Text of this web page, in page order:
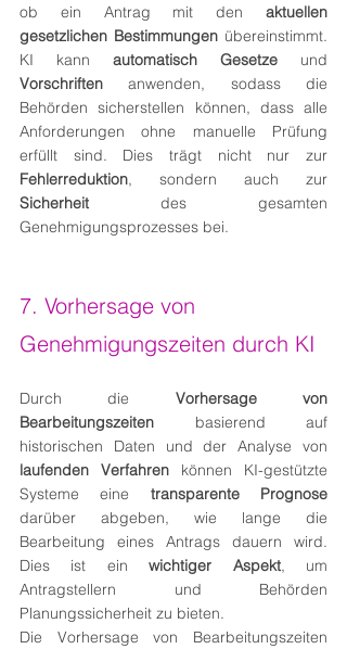
ob ein Antrag mit den aktuellen
gesetzlichen Bestimmungen übereinstimmt.
KI kann automatisch Gesetze
Vorschriften anwenden, sodass die
Behörden sicherstellen können, dass alle
Anforderungen ohne manuelle Prüfung
Fehlerreduktion
Sicherheit des gesamten
Genehmigungsprozesses bei.
7. Vorhersage von
Genehmigungszeiten durch KI
Durch die Vorhersage von
Bearbeitungszeiten basierend auf
laufenden Verfahren können KI-gestützte
Systeme eine transparente Prognose
darüber abgeben, wie lange die
Bearbeitung eines Antrags dauern wird.
Dies ist ein wichtiger Aspekt, um
Antragstellern und Behörden
Planungssicherheit zu bieten.
Die Vorhersage von Bearbeitungszeiten